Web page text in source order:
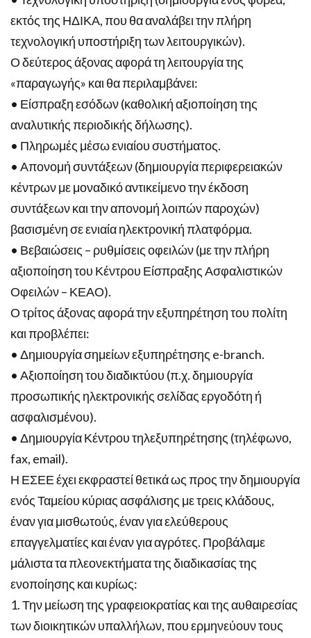
εκτός της ΗΔΙΚΑ, που θα αναλάβει την πλήρη
τεχνολογική υποστήριξη των λειτουργικών).
Ο δεύτερος άξονας αφορά τη λειτουργία της
«παραγωγής» και θα περιλαμβάνει:
• Είσπραξη εσόδων (καθολική αξιοποίηση της
αναλυτικής περιοδικής δήλωσης).
• Πληρωμές μέσω ενιαίου συστήματος.
• Απονομή συντάξεων (δημιουργία περιφερειακών
κέντρων με μοναδικό αντικείμενο την έκδοση
συντάξεων και την απονομή λοιπών παροχών)
βασισμένη σε ενιαία ηλεκτρονική πλατφόρμα.
• Βεβαιώσεις – ρυθμίσεις οφειλών (με την πλήρη
αξιοποίηση του Κέντρου Είσπραξης Ασφαλιστικών
Οφειλών – ΚΕΑΟ).
Ο τρίτος άξονας αφορά την εξυπηρέτηση του πολίτη
και προβλέπει:
• Δημιουργία σημείων εξυπηρέτησης e-branch.
• Αξιοποίηση του διαδικτύου (π.χ. δημιουργία
προσωπικής ηλεκτρονικής σελίδας εργοδότη ή
ασφαλισμένου).
• Δημιουργία Κέντρου τηλεξυπηρέτησης (τηλέφωνο,
fax, email).
Η ΕΣΕΕ έχει εκφραστεί θετικά ως προς την δημιουργία
ενός Ταμείου κύριας ασφάλισης με τρεις κλάδους,
έναν για μισθωτούς, έναν για ελεύθερους
επαγγελματίες και έναν για αγρότες. Προβάλαμε
μάλιστα τα πλεονεκτήματα της διαδικασίας της
ενοποίησης και κυρίως:
1. Την μείωση της γραφειοκρατίας και της αυθαιρεσίας
των διοικητικών υπαλλήλων, που ερμηνεύουν τους